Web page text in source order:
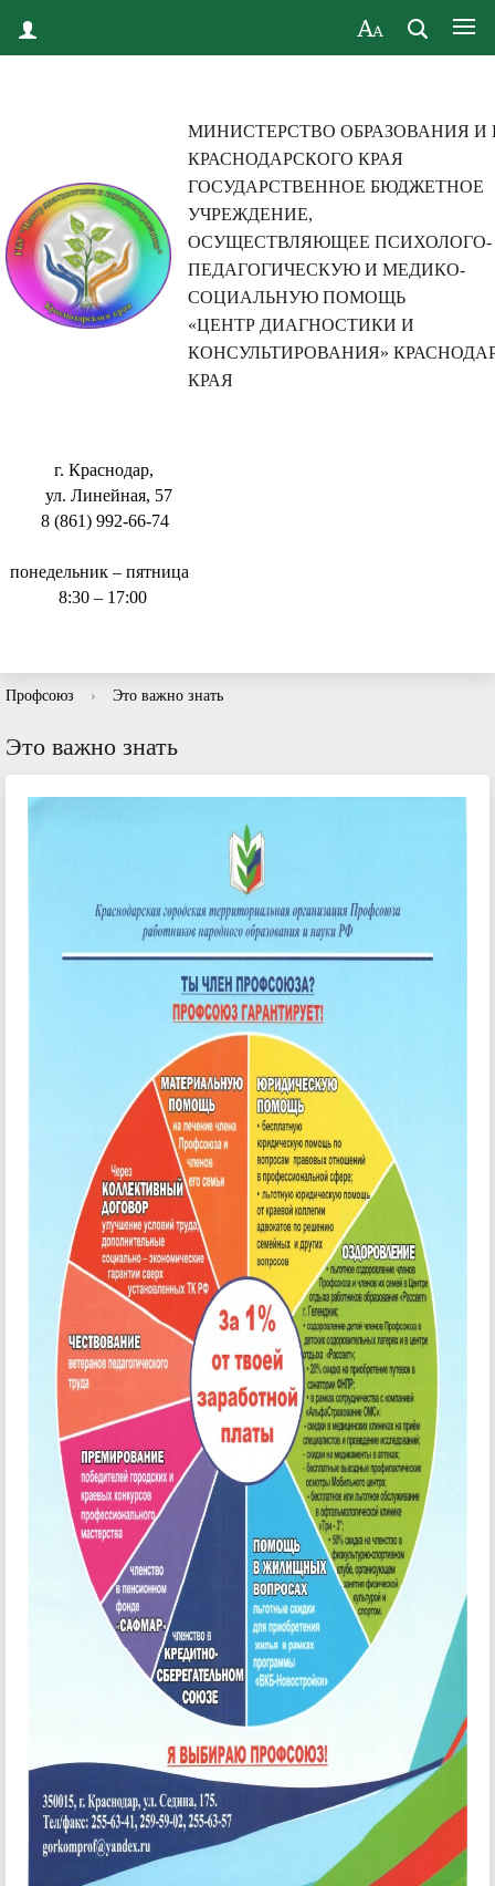
МИНИСТЕРСТВО ОБРАЗОВАНИЯ И
КРАСНОДАРСКОГО КРАЯ
ГОСУДАРСТВЕННОЕ БЮДЖЕТНОЕ
УЧРЕЖДЕНИЕ,
ОСУЩЕСТВЛЯЮЩЕЕ ПСИХОЛОГО-
ПЕДАГОГИЧЕСКУЮ И МЕДИКО-
СОЦИАЛЬНУЮ ПОМОЩЬ
«ЦЕНТР ДИАГНОСТИКИ И
КОНСУЛЬТИРОВАНИЯ»
КРАЯ
г. Краснодар,
ул. Линейная, 57
8 (861) 992-66-74
понедельник – пятница
8:30 – 17:00
Профсоюз › Это важно знать
Это важно знать